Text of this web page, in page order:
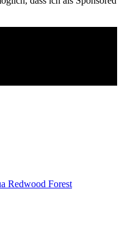
Redwood Forest